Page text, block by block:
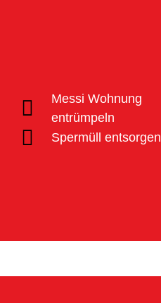
Messi Wohnung
entrümpeln
Spermüll entsorgen